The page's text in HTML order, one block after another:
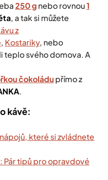
250 gnebo rovnou1
, a tak si můžete
z
, Kostariky, nebo
teplo svého domova.A
čokoládupřímo z
.
kávě:
které si zvládnete
Pár tipů pro opravdové